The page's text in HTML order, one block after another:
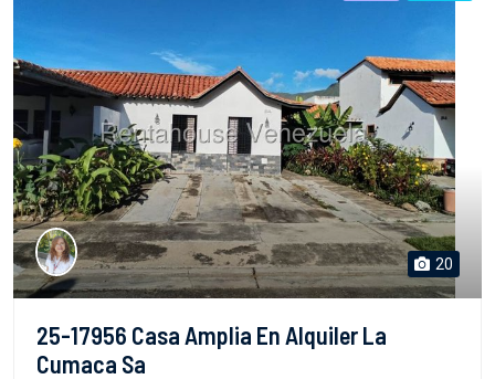
20
25-17956 Casa Amplia En Alquiler La
Cumaca Sa